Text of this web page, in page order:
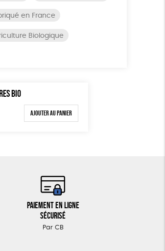
en France
Biologique
BIO
Ajouter au panier
Paiement en ligne
sécurisé
Par CB